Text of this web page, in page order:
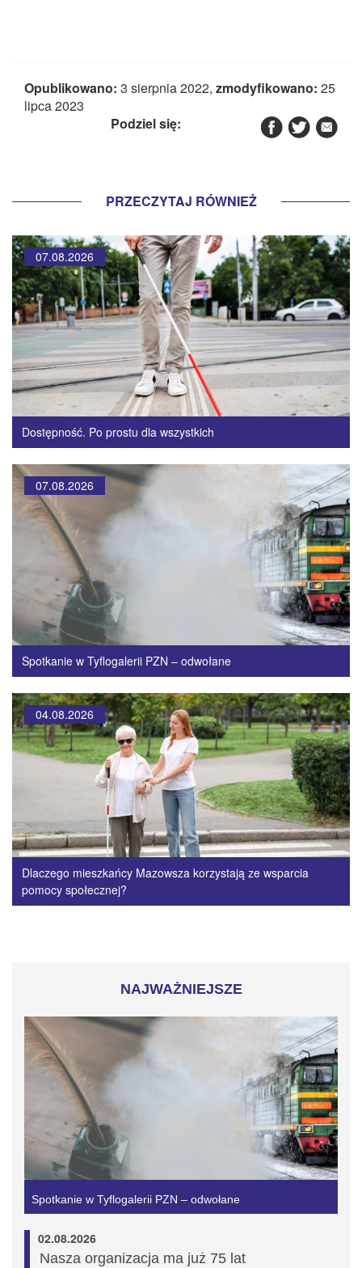
Opublikowano: 3 sierpnia 2022, zmodyfikowano: 25
lipca 2023
Podziel się:
PRZECZYTAJ RÓWNIEŻ
07.08.2026
Dostępność. Po prostu dla wszystkich
07.08.2026
Spotkanie w Tyflogalerii PZN – odwołane
04.08.2026
Dlaczego mieszkańcy Mazowsza korzystają ze wsparcia
pomocy społecznej?
NAJWAŻNIEJSZE
Spotkanie w Tyflogalerii PZN – odwołane
02.08.2026
Nasza organizacja ma już 75 lat